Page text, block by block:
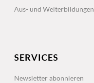
Aus- und Weiterbildungen
SERVICES
Newsletter abonnieren